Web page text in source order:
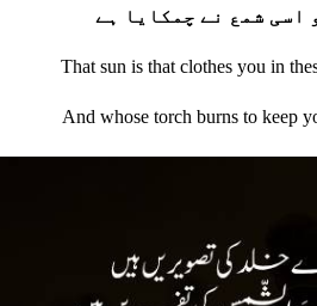
اسی شمع نے چمکایا ہے
That sun is that clothes you in
And whose torch burns to keep